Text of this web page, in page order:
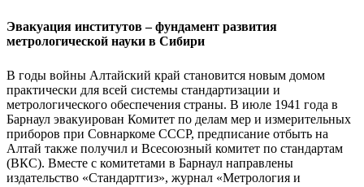
Эвакуация институтов – фундамент развития
метрологической науки в Сибири
В годы войны Алтайский край становится новым домом
практически для всей системы стандартизации и
метрологического обеспечения страны. В июле 1941 года в
Барнаул эвакуирован Комитет по делам мер и измерительных
приборов при Совнаркоме СССР, предписание отбыть на
Алтай также получил и Всесоюзный комитет по стандартам
(ВКС). Вместе с комитетами в Барнаул направлены
издательство «Стандартгиз», журнал «Метрология и